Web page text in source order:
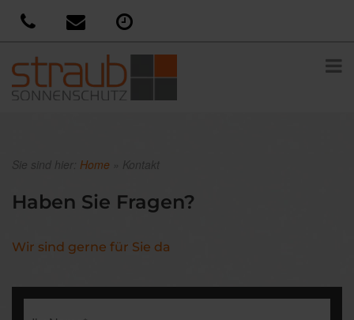
Sie sind hier: Home Kontakt
Haben Sie Fragen?
Wir sind gerne für Sie da